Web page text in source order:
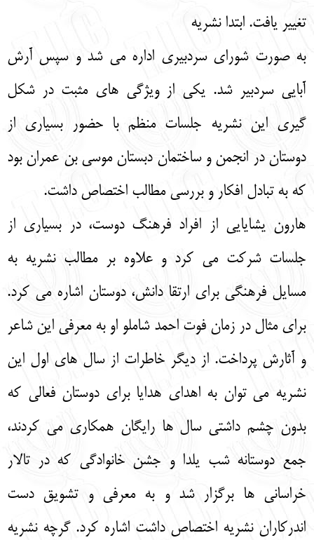
تغییر یافت. ابتدا نشریه
به صورت شورای سردبیری اداره می شد و سپس آرش
آبایی سردبیر شد. یکی از ویژگی های مثبت در شکل
گیری این نشریه جلسات منظم با حضور بسیاری از
دوستان در انجمن و ساختمان دبستان موسی بن عمران بود
که به تبادل افکار و بررسی مطالب اختصاص داشت.
هارون یشایایی از افراد فرهنگ دوست، در بسیاری از
جلسات شرکت می کرد و علاوه بر مطالب نشریه به
مسایل فرهنگی برای ارتقا دانش، دوستان اشاره می کرد.
برای مثال در زمان فوت احمد شاملو او به معرفی این شاعر
و آثارش پرداخت. از دیگر خاطرات از سال های اول این
نشریه می توان به اهدای هدایا برای دوستان فعالی که
بدون چشم داشتی سال ها رایگان همکاری می کردند،
جمع دوستانه شب یلدا و جشن خانوادگی که در تالار
خراسانی ها برگزار شد و به معرفی و تشویق دست
اندرکاران نشریه اختصاص داشت اشاره کرد. گرچه نشریه